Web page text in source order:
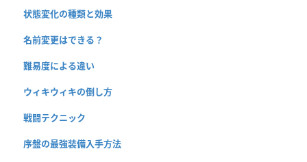
状態変化の種類と効果
名前変更はできる？
難易度による違い
ウィキウィキの倒し方
戦闘テクニック
序盤の最強装備入手方法